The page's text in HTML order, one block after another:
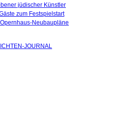
jüdischer Künstler
zum Festspielstart
Neubaupläne